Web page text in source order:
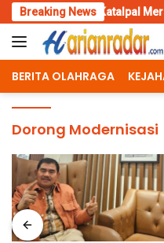
Skip
to
content
Breaking News
Merauke, Jelang
BERITA OLAHRAGA
Dorong Modernisasi